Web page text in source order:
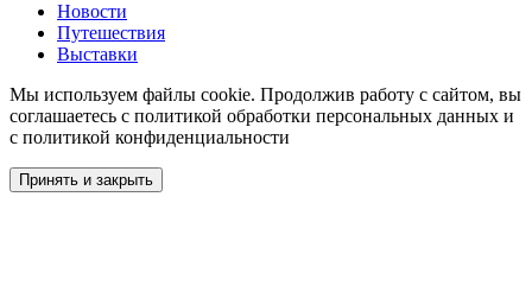
Новости
Путешествия
Выставки
Мы используем файлы cookie. Продолжив работу с сайтом, вы
соглашаетесь с политикой обработки персональных данных и
с политикой конфиденциальности
Принять и закрыть